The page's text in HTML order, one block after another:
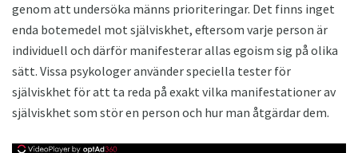
genom att undersöka männs prioriteringar. Det finns inget
enda botemedel mot själviskhet, eftersom varje person är
individuell och därför manifesterar allas egoism sig på olika
sätt. Vissa psykologer använder speciella tester för
själviskhet för att ta reda på exakt vilka manifestationer av
själviskhet som stör en person och hur man åtgärdar dem.